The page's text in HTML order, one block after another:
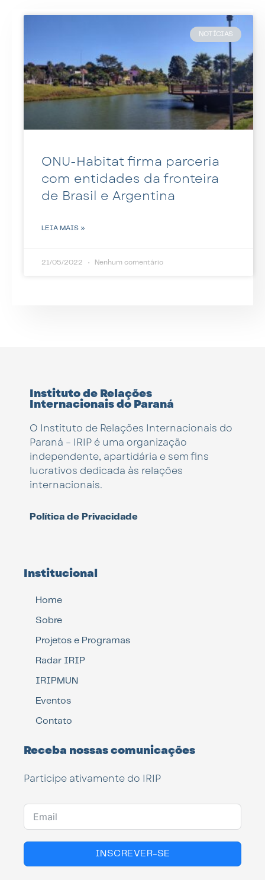
NOTÍCIAS
ONU-Habitat firma parceria
com entidades da fronteira
de Brasil e Argentina
LEIA MAIS »
21/05/2022 Nenhum comentário
Instituto de Relações
Internacionais do Paraná
O Instituto de Relações Internacionais do
Paraná – IRIP é uma organização
independente, apartidária e sem fins
lucrativos dedicada às relações
internacionais.
Política de Privacidade
Institucional
Home
Sobre
Projetos e Programas
Radar IRIP
IRIPMUN
Eventos
Contato
Receba nossas comunicações
Participe ativamente do IRIP
INSCREVER-SE